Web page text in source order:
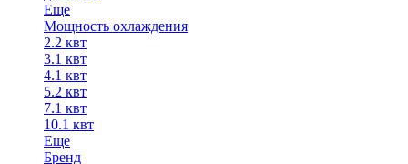
Еще
Мощность охлаждения
2.2 квт
3.1 квт
4.1 квт
5.2 квт
7.1 квт
10.1 квт
Еще
Бренд